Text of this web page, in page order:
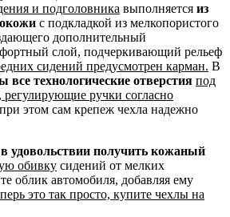
и подголовника выполняется из
с подкладкой из мелкопористого
дополнительный
слой, подчеркивающий рельеф
сидений предусмотрен карман. В
все технологические отверстия под
ручки согласно
этом сам крепеж чехла надежно
удовольствии получить кожаный
обивку сидений от мелких
облик автомобиля, добавляя ему
это так просто, купите чехлы на